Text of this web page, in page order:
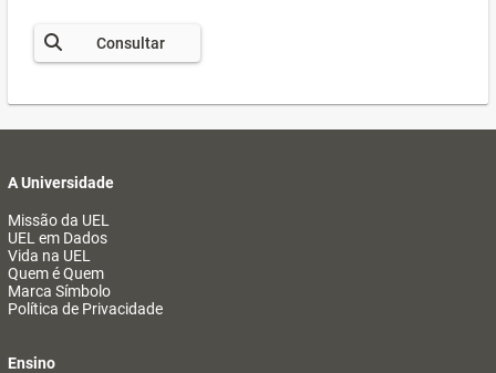
Consultar
A Universidade
Missão da UEL
UEL em Dados
Vida na UEL
Quem é Quem
Marca Símbolo
Política de Privacidade
Ensino